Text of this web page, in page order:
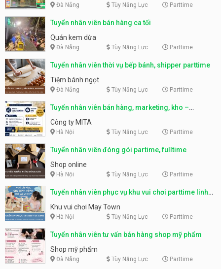
Đà Nẵng Tùy Năng Lực Parttime
Tuyển nhân viên bán hàng ca tối
Quán kem dừa
Đà Nẵng Tùy Năng Lực Parttime
Tuyển nhân viên thời vụ bếp bánh, shipper parttime
Tiệm bánh ngọt
Đà Nẵng Tùy Năng Lực Parttime
Tuyển nhân viên bán hàng, marketing, kho –
parttime, fulltime
Công ty MITA
Hà Nội Tùy Năng Lực Parttime
Tuyển nhân viên đóng gói partime, fulltime
Shop online
Hà Nội Tùy Năng Lực Parttime
Tuyển nhân viên phục vụ khu vui chơi parttime linh
động
Khu vui chơi May Town
Hà Nội Tùy Năng Lực Parttime
Tuyển nhân viên tư vấn bán hàng shop mỹ phẩm
Shop mỹ phẩm
Đà Nẵng Tùy Năng Lực Parttime